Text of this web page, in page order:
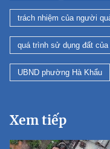
trách nhiệm của người
quá trình sử dụng đất của
UBND phường Hà Khẩu
Xem tiếp